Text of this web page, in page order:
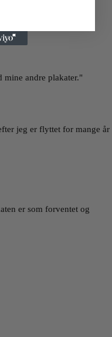
mine andre plakater."
jeg er flyttet for mange år
er som forventet og